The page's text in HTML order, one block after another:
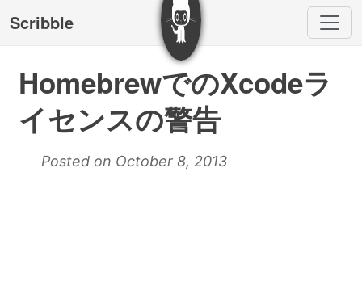
Scribble
HomebrewでのXcodeラ
イセンスの警告
Posted on October 8, 2013